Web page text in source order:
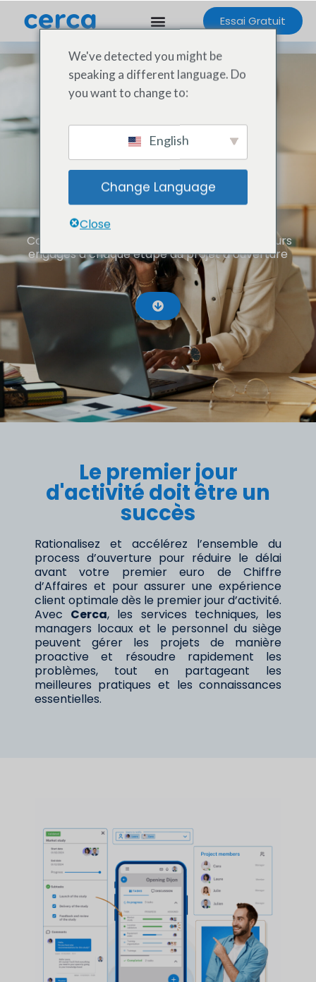
Essai Gratuit
Réussissez vos ouvertures
Coordonner la multitude de tâches et d’acteurs
engagés à chaque étape du projet d’ouverture
Le premier jour
d'activité doit être un
succès
Rationalisez et accélérez l’ensemble du
process d’ouverture pour réduire le délai
avant votre premier euro de Chiffre
d’Affaires et pour assurer une expérience
client optimale dès le premier jour d’activité.
Avec Cerca, les services techniques, les
managers locaux et le personnel du siège
peuvent gérer les projets de manière
proactive et résoudre rapidement les
problèmes, tout en partageant les
meilleures pratiques et les connaissances
essentielles.
We've detected you might be
speaking a different language. Do
you want to change to:
English
Change Language
Close